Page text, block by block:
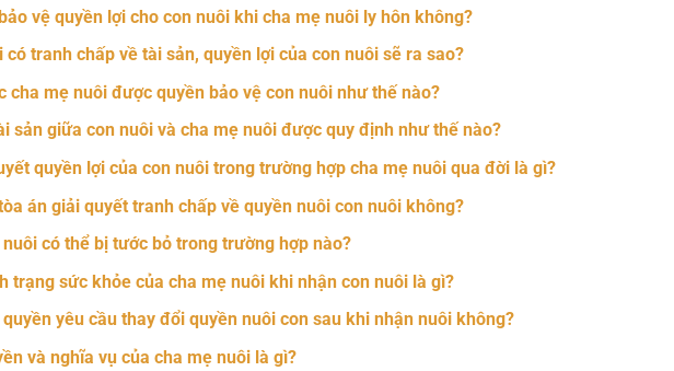
vệ quyền lợi cho con nuôi khi cha mẹ nuôi ly hôn không?
có tranh chấp về tài sản, quyền lợi của con nuôi sẽ ra sao?
cha mẹ nuôi được quyền bảo vệ con nuôi như thế nào?
sản giữa con nuôi và cha mẹ nuôi được quy định như thế nào?
quyền lợi của con nuôi trong trường hợp cha mẹ nuôi qua đời là gì?
án giải quyết tranh chấp về quyền nuôi con nuôi không?
có thể bị tước bỏ trong trường hợp nào?
trạng sức khỏe của cha mẹ nuôi khi nhận con nuôi là gì?
yêu cầu thay đổi quyền nuôi con sau khi nhận nuôi không?
và nghĩa vụ của cha mẹ nuôi là gì?